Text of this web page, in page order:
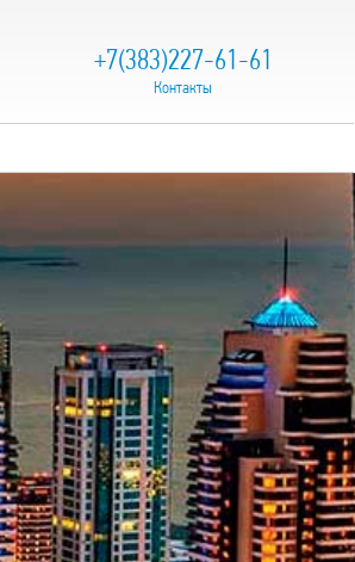
+7(383)227-61-61
Контакты